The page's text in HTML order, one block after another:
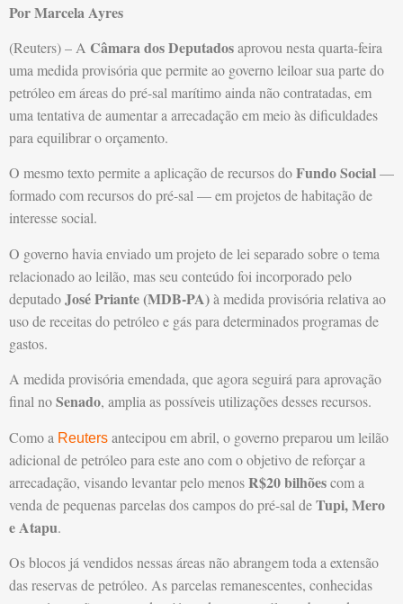
Por Marcela Ayres
(Reuters) – A Câmara dos Deputadosaprovou nesta quarta-feira
uma medida provisória que permite ao governo leiloar sua parte do
petróleo em áreas do pré-sal marítimo ainda não contratadas, em
uma tentativa de aumentar a arrecadação em meio às dificuldades
para equilibrar o orçamento.
O mesmo texto permite a aplicação de recursos doFundo Social—
formado com recursos do pré-sal — em projetos de habitação de
interesse social.
O governo havia enviado um projeto de lei separado sobre o tema
relacionado ao leilão, mas seu conteúdo foi incorporado pelo
deputadoJosé Priante (MDB-PA)à medida provisória relativa ao
uso de receitas do petróleo e gás para determinados programas de
gastos.
A medida provisória emendada, que agora seguirá para aprovação
final noSenado, amplia as possíveis utilizações desses recursos.
Como a Reuters antecipou em abril, o governo preparou um leilão
adicional de petróleo para este ano com o objetivo de reforçar a
arrecadação, visando levantar pelo menosR$20 bilhõescom a
venda de pequenas parcelas dos campos do pré-sal deTupi, Mero
e Atapu.
Os blocos já vendidos nessas áreas não abrangem toda a extensão
das reservas de petróleo. As parcelas remanescentes, conhecidas